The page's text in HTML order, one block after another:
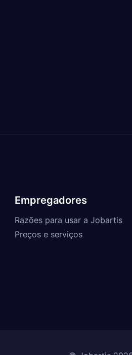
Empregadores
Razões para usar a Jobartis
Preços e serviços